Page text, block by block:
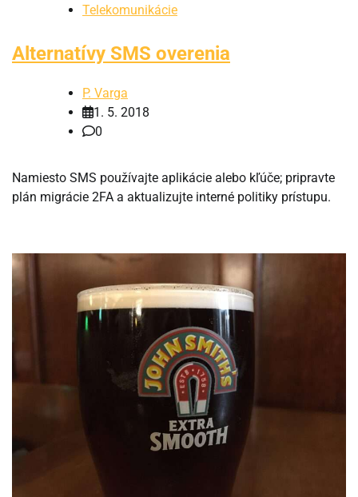
Telekomunikácie
Alternatívy SMS overenia
P. Varga
1. 5. 2018
0
Namiesto SMS používajte aplikácie alebo kľúče; pripravte
plán migrácie 2FA a aktualizujte interné politiky prístupu.